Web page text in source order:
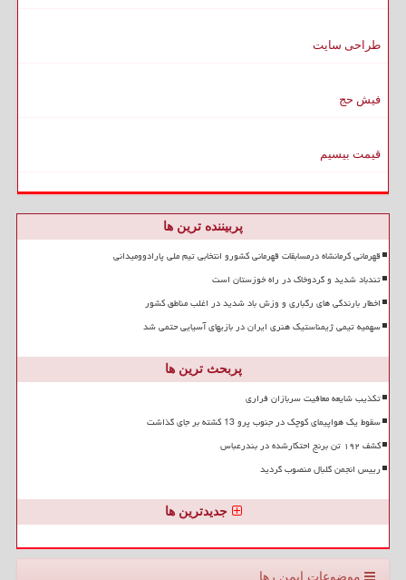
طراحی سایت
فیش حج
قیمت بیسیم
پربیننده ترین ها
قهرمانی کرمانشاه درمسابقات قهرمانی کشورو انتخابی تیم ملی پارادوومیدانی
تندباد شدید و گردوخاک در راه خوزستان است
اخطار بارندگی های رگباری و وزش باد شدید در اغلب مناطق کشور
سهمیه تیمی ژیمناستیک هنری ایران در بازیهای آسیایی حتمی شد
پربحث ترین ها
تکذیب شایعه معافیت سربازان فراری
سقوط یک هواپیمای کوچک در جنوب پرو 13 کشته بر جای گذاشت
کشف ۱۹۲ تن برنج احتکارشده در بندرعباس
رییس انجمن گلبال منصوب گردید
جدیدترین ها
موضوعات ایمن رها